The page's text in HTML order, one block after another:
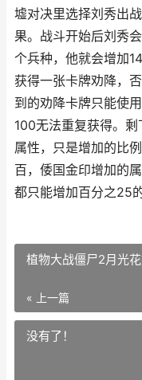
墟对决里选择刘秀出
果。战斗开始后刘秀
个兵种，他就会增加
获得一张卡牌劝降，
到的劝降卡牌只能使
100无法重复获得。
属性，只是增加的比
百，倭国金印增加的
都只能增加百分之25
植物大战僵尸2月光
« 上一篇
没有了！